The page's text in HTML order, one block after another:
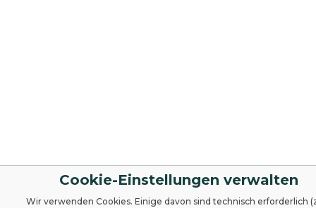
Cookie-Einstellungen verwalten
Wir verwenden Cookies. Einige davon sind technisch erforderlich